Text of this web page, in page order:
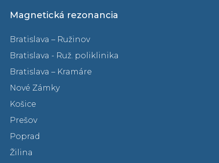
Magnetická rezonancia
Bratislava – Ružinov
Bratislava - Ruž. poliklinika
Bratislava – Kramáre
Nové Zámky
Košice
Prešov
Poprad
Žilina